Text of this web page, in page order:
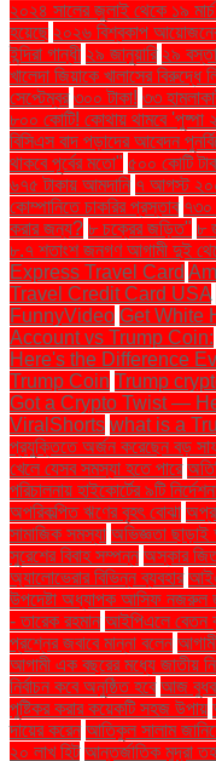
২০২৪ সালের জুলাই থেকে ১৯
হয়েছে ২০২৬ বিশ্বকাপ আয়োজনের
ইন্দিরা গান্ধী ২৯ জানুয়ারি ২৯
খালেদা জিয়াকে খালাসের বিরুদ্ধে
সেপ্টেম্বর ৩০০ টাকা! ৩৩
৮০০ কোটি! কোথায় থামবে
বিসিএস বাদ পড়াদের আবেদন
থাকবে পূর্বের মতো" ৫০০ কোটি
৬৭৫ টাকায় আমদানি ৭ আগস্ট
কোম্পানিতে চাকরির প্রস্তাব ৭৩০
করার জন্য? ৮ চক্রের জড়িত" ৮
৮.৭ শতাংশ জনগণ আগামী দুই
Express Travel Card
Travel Credit Card USA
FunnyVideo Get White
Account vs Trump Coin:
Here's the Difference
Trump Coin Trump
Got a Crypto Twist —
ViralShorts what is a
প্রযুক্তিতে অর্জন করেছেন বড়
খেলে যেসব সমস্যা হতে পারে
পরিচালনায় হাইকোর্টের ৯টি
অপরিকল্পিত ঋণের বৃহৎ বোঝা
সামাজিক সমস্যা অভিজ্ঞতা ছাড়াই
সুরেশের বিবাহ সম্পন্ন অস্কার
অ্যালোভেরার বিভিন্ন ব্যবহার
উপদেষ্টা অধ্যাপক আসিফ নজরুল
- তারেক রহমান আইপিএলে বেতন
প্রশ্নের জবাবে মান্না বলেন
আগামী এক বছরের মধ্যে জাতীয়
নির্বাচন কবে অনুষ্ঠিত হবে আজ
পুষ্টিকর করার কয়েকটি সহজ উপায়
দায়ের করেন আতিকুল সালাম
২০ লাখ হিট আন্তর্জাতিক মুদ্রা